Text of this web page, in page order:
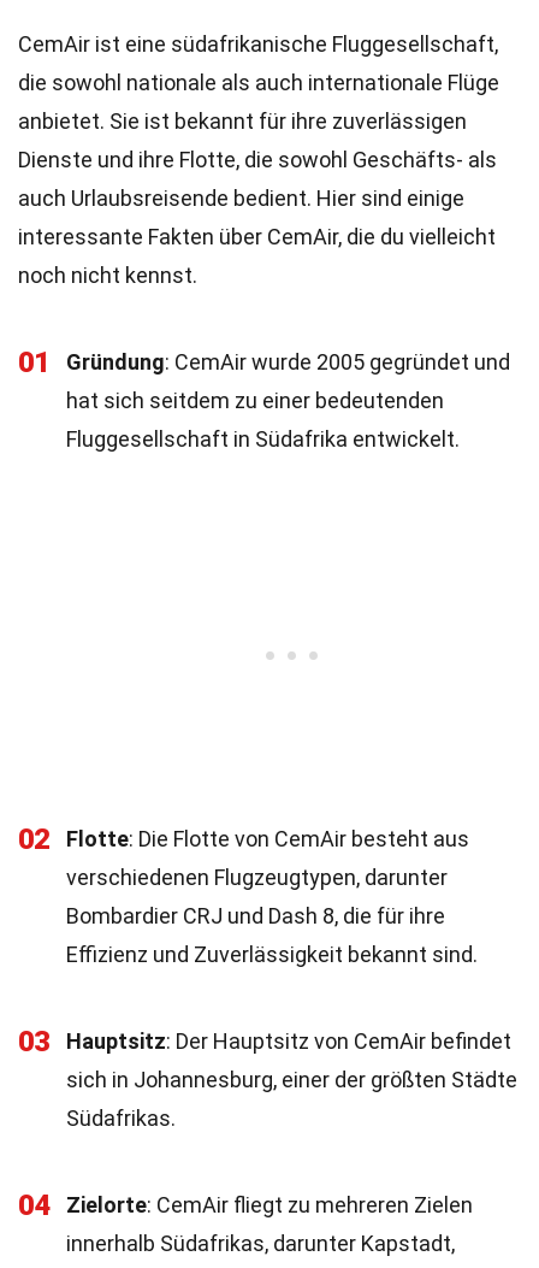
CemAir ist eine südafrikanische Fluggesellschaft,
die sowohl nationale als auch internationale Flüge
anbietet. Sie ist bekannt für ihre zuverlässigen
Dienste und ihre Flotte, die sowohl Geschäfts- als
auch Urlaubsreisende bedient. Hier sind einige
interessante Fakten über CemAir, die du vielleicht
noch nicht kennst.
01 Gründung: CemAir wurde 2005 gegründet und
hat sich seitdem zu einer bedeutenden
Fluggesellschaft in Südafrika entwickelt.
02 Flotte: Die Flotte von CemAir besteht aus
verschiedenen Flugzeugtypen, darunter
Bombardier CRJ und Dash 8, die für ihre
Effizienz und Zuverlässigkeit bekannt sind.
03 Hauptsitz: Der Hauptsitz von CemAir befindet
sich in Johannesburg, einer der größten Städte
Südafrikas.
04 Zielorte: CemAir fliegt zu mehreren Zielen
innerhalb Südafrikas, darunter Kapstadt,